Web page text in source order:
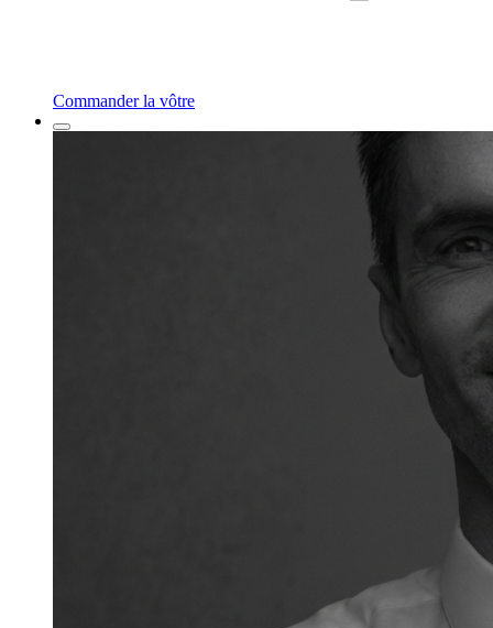
Commander la vôtre